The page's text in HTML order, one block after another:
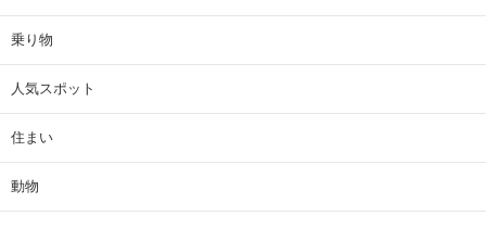
乗り物
人気スポット
住まい
動物